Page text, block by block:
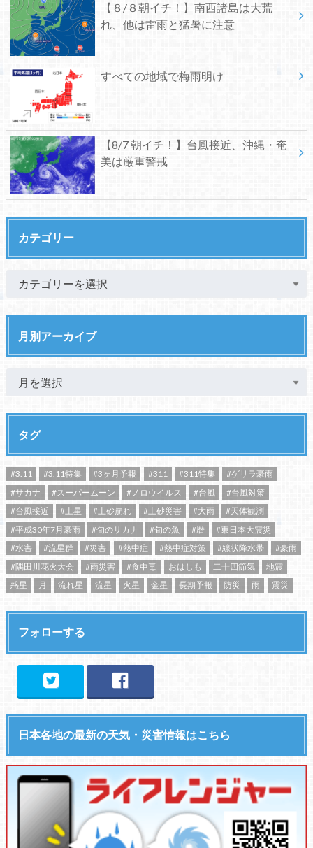
【８/８朝イチ！】南西諸島は大荒
れ、他は雷雨と猛暑に注意
すべての地域で梅雨明け
【8/7 朝イチ！】台風接近、沖縄・奄
美は厳重警戒
カテゴリー
月別アーカイブ
タグ
#3.11 #3.11特集 #3ヶ月予報 #311 #311特集
#ゲリラ豪雨
#サカナ
#スーパームーン #ノロウイルス #台風
#台風対策
#台風接近
#土星 #土砂崩れ #土砂災害 #大雨
#天体観測
#平成30年7月豪雨
#旬のサカナ #旬の魚 #暦
#東日本大震災
#水害
#流星群 #災害 #熱中症 #熱中症対策 #線状降水帯
#豪雨
#隅田川花火大会
#雨災害 #食中毒 おはしも 二十四節気
地震
惑星
月 流れ星 流星 火星 金星 長期予報 防災 雨 震災
フォローする
日本各地の最新の天気・災害情報はこちら